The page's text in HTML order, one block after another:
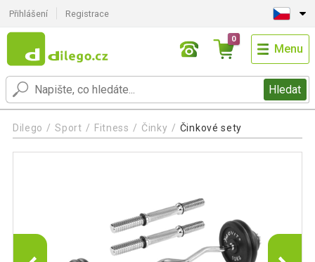
Přihlášení Registrace
Hledat
0
Menu
Dilego Sport Fitness Činky Činkové sety